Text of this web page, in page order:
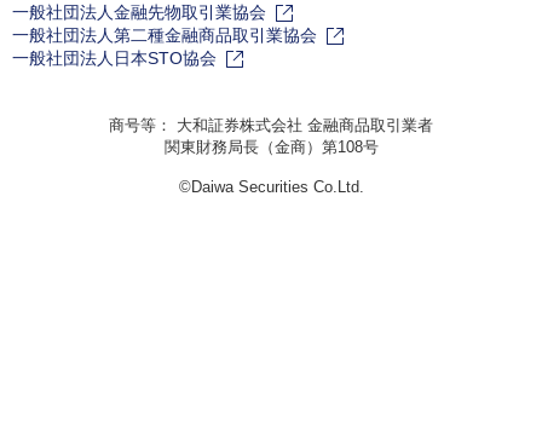
一般社団法人金融先物取引業協会
一般社団法人第二種金融商品取引業協会
一般社団法人日本STO協会
商号等： 大和証券株式会社 金融商品取引業者
関東財務局長（金商）第108号
©Daiwa Securities Co.Ltd.